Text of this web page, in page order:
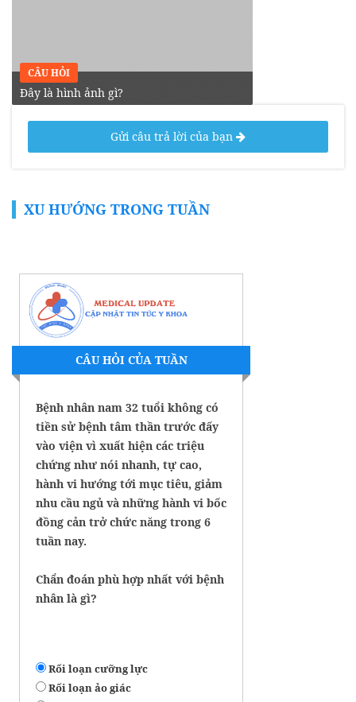
CÂU HỎI
Đây là hình ảnh gì?
Gửi câu trả lời của bạn
XU HƯỚNG TRONG TUẦN
CÂU HỎI CỦA TUẦN
Bệnh nhân nam 32 tuổi không có
tiền sử bệnh tâm thần trước đấy
vào viện vì xuất hiện các triệu
chứng như nói nhanh, tự cao,
hành vi hướng tới mục tiêu, giảm
nhu cầu ngủ và những hành vi bốc
đồng cản trở chức năng trong 6
tuần nay.
Chẩn đoán phù hợp nhất với bệnh
nhân là gì?
Rối loạn cưỡng lực
Rối loạn ảo giác